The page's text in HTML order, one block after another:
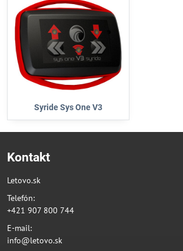
Syride Sys One V3
Kontakt
Letovo.sk
Telefón:
+421 907 800 744
E-mail:
info@letovo.sk